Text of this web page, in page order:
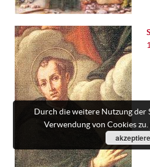
Durch die weitere Nutzung der
Verwendung von Cookies zu.